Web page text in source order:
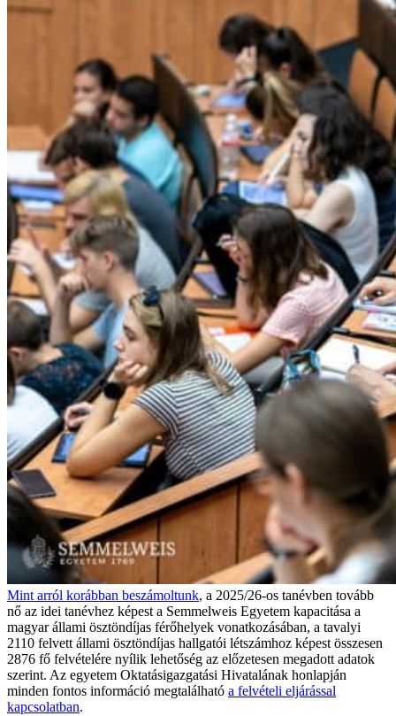
Mint arról korábban beszámoltunk, a 2025/26-os tanévben tovább
nő az idei tanévhez képest a Semmelweis Egyetem kapacitása a
magyar állami ösztöndíjas férőhelyek vonatkozásában, a tavalyi
2110 felvett állami ösztöndíjas hallgatói létszámhoz képest összesen
2876 fő felvételére nyílik lehetőség az előzetesen megadott adatok
szerint. Az egyetem Oktatásigazgatási Hivatalának honlapján
minden fontos információ megtalálható a felvételi eljárással
kapcsolatban.